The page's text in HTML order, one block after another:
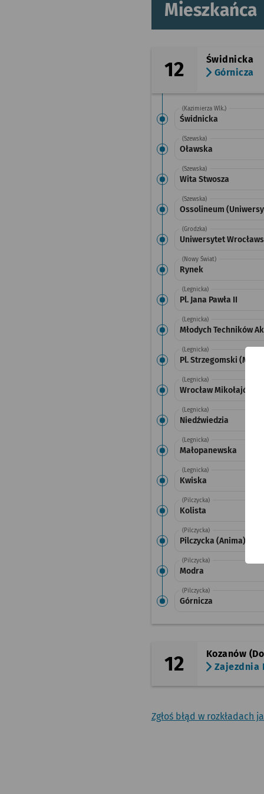
Mieszkańca
12
Świdnicka
Górnicza
(Kazimierza Wlk.)
Świdnicka
(Szewska)
Oławska
(Szewska)
Wita Stwosza
(Szewska)
Ossolineum
(Grodzka)
Uniwersytet
(Nowy Świat)
Rynek
(Legnicka)
Pl. Jana Pawła II
(Legnicka)
Młodych Techników
(Legnicka)
Pl. Strzegomski
(Legnicka)
Wrocław Mikołajów
(Legnicka)
Niedźwiedzia
(Legnicka)
Małopanewska
(Legnicka)
Kwiska
(Pilczycka)
Kolista
(Pilczycka)
Pilczycka (Anima)
(Pilczycka)
Modra
(Pilczycka)
Górnicza
12
Kozanów
Zajezdnia
Zgłoś błąd w rozkładach